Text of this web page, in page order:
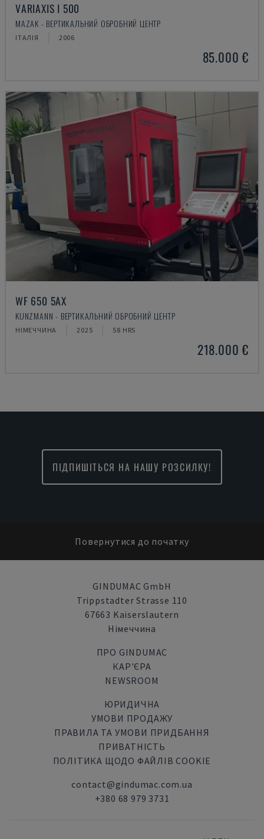
VARIAXIS I 500
MAZAK - ВЕРТИКАЛЬНИЙ ОБРОБНИЙ ЦЕНТР
ІТАЛІЯ 2006
85.000 €
WF 650 5AX
KUNZMANN - ВЕРТИКАЛЬНИЙ ОБРОБНИЙ ЦЕНТР
НІМЕЧЧИНА 2025 58 HRS
218.000 €
ПІДПИШІТЬСЯ НА НАШУ РОЗСИЛКУ!
Повернутися до початку
GINDUMAC GmbH
Trippstadter Strasse 110
67663 Kaiserslautern
Німеччина
ПРО GINDUMAC
КАР'ЄРА
NEWSROOM
ЮРИДИЧНА
УМОВИ ПРОДАЖУ
ПРАВИЛА ТА УМОВИ ПРИДБАННЯ
ПРИВАТНІСТЬ
ПОЛІТИКА ЩОДО ФАЙЛІВ COOKIE
contact@gindumac.com.ua
+380 68 979 3731